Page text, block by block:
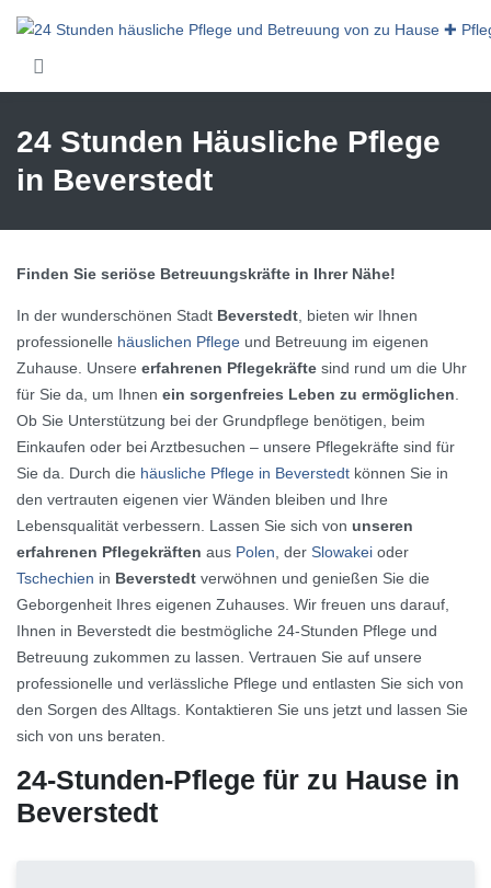
24 Stunden Häusliche Pflege
in Beverstedt
Finden Sie seriöse Betreuungskräfte in Ihrer Nähe!
In der wunderschönen Stadt Beverstedt, bieten wir Ihnen
professionelle häuslichen Pflege und Betreuung im eigenen
Zuhause. Unsere erfahrenen Pflegekräfte sind rund um die Uhr
für Sie da, um Ihnen ein sorgenfreies Leben zu ermöglichen.
Ob Sie Unterstützung bei der Grundpflege benötigen, beim
Einkaufen oder bei Arztbesuchen – unsere Pflegekräfte sind für
Sie da. Durch die häusliche Pflege in Beverstedt können Sie in
den vertrauten eigenen vier Wänden bleiben und Ihre
Lebensqualität verbessern. Lassen Sie sich von unseren
erfahrenen Pflegekräften aus Polen, der Slowakei oder
Tschechien in Beverstedt verwöhnen und genießen Sie die
Geborgenheit Ihres eigenen Zuhauses. Wir freuen uns darauf,
Ihnen in Beverstedt die bestmögliche 24-Stunden Pflege und
Betreuung zukommen zu lassen. Vertrauen Sie auf unsere
professionelle und verlässliche Pflege und entlasten Sie sich von
den Sorgen des Alltags. Kontaktieren Sie uns jetzt und lassen Sie
sich von uns beraten.
24-Stunden-Pflege für zu Hause in
Beverstedt